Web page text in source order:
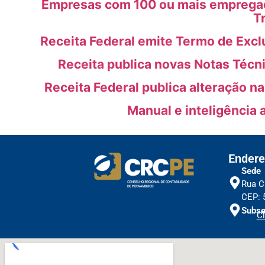
Empresas com 100 ou mais
Receita Federal emite Termo de
Receita publica novas Notas
Receita Federal publica alteração
Manual e inteligência
Sede
Rua
CEP: